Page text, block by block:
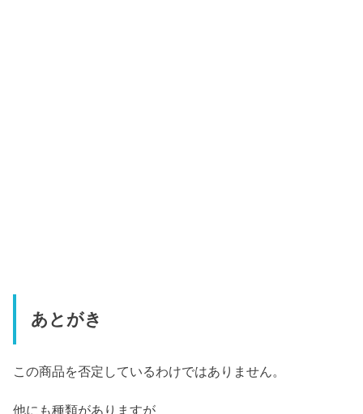
あとがき
この商品を否定しているわけではありません。
他にも種類がありますが